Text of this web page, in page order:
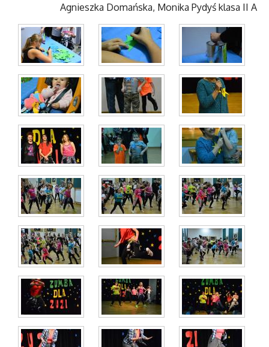
Agnieszka Domańska, Monika Pydyś klasa II A